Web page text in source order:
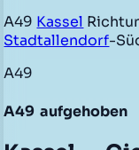
A49 Kassel
Stadtallendorf-
A49
A49 aufgehoben